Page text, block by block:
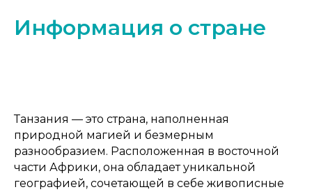
Информация о стране
Танзания — это страна, наполненная
природной магией и безмерным
разнообразием. Расположенная в восточной
части Африки, она обладает уникальной
географией, сочетающей в себе живописные